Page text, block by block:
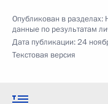
Опубликован в разделах:
данные по результатам
Дата публикации:24
Текстовая версия